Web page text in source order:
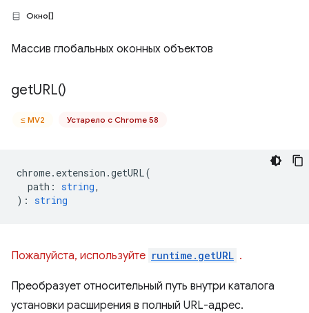
Окно[]
Массив глобальных оконных объектов
getURL()
≤ MV2 Устарело с Chrome 58
chrome. extension .getURL(
path : string,
) : string
Пожалуйста, используйте runtime.getURL .
Преобразует относительный путь внутри каталога
установки расширения в полный URL-адрес.